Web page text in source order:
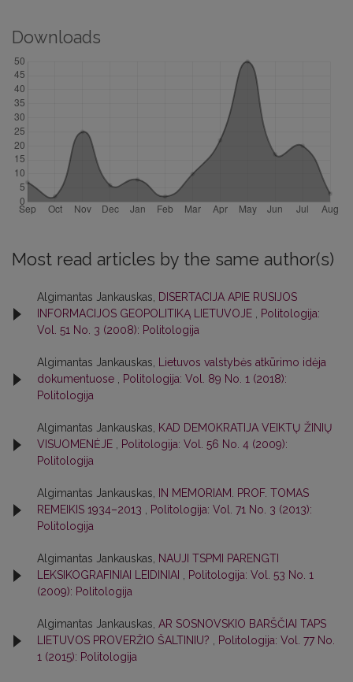
Downloads
Most read articles by the same author(s)
Algimantas Jankauskas,
DISERTACIJA APIE RUSIJOS
INFORMACIJOS GEOPOLITIKĄ LIETUVOJE
Politologija:
Vol. 51 No. 3 (2008): Politologija
Algimantas Jankauskas,
Lietuvos valstybės atkūrimo idėja
dokumentuose
Politologija: Vol. 89 No. 1 (2018):
Politologija
Algimantas Jankauskas,
KAD DEMOKRATIJA VEIKTŲ ŽINIŲ
VISUOMENĖJE
Politologija: Vol. 56 No. 4 (2009):
Politologija
Algimantas Jankauskas,
IN MEMORIAM. PROF. TOMAS
REMEIKIS 1934–2013
Politologija: Vol. 71 No. 3 (2013):
Politologija
Algimantas Jankauskas,
NAUJI TSPMI PARENGTI
LEKSIKOGRAFINIAI LEIDINIAI
Politologija: Vol. 53 No. 1
(2009): Politologija
Algimantas Jankauskas, AR SOSNOVSKIO BARŠČIAI TAPS
LIETUVOS PROVERŽIO ŠALTINIU?
Politologija: Vol. 77 No.
1 (2015): Politologija